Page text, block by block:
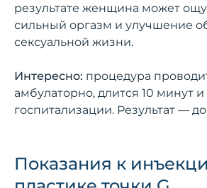
результате женщина может
сильный оргазм и улучшение
сексуальной жизни.
Интересно: процедура
амбулаторно, длится 10 минут
госпитализации. Результат —
Показания к